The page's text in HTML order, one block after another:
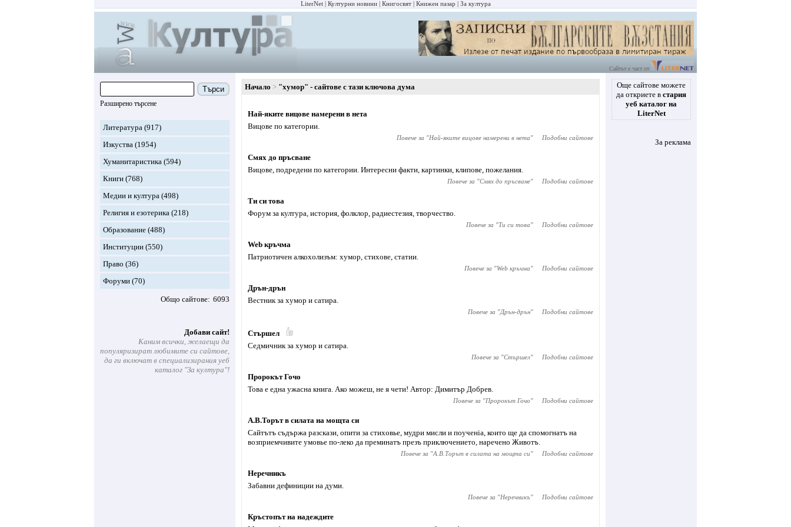
LiterNet Културни новини Книгосвят Книжен пазар За култура
Сайтът е част от
Търси
Разширено търсене
Литература (917)
Изкуства (1954)
Хуманитаристика (594)
Книги (768)
Медии и култура (498)
Религия и езотерика (218)
Образование (488)
Институции (550)
Право (36)
Форуми (70)
Общо сайтове 6093
Добави сайт!
Каним всички, желаещи да
популяризират любимите си сайтове,
да ги включат в специализирания уеб
каталог "За култура"!
Начало "хумор" - сайтове с тази ключова дума
Най-яките вицове намерени в нета
Вицове по категории.
Повече за "Най-яките вицове намерени в нета" Подобни сайтове
Смях до пръсване
Вицове, подредени по категории. Интересни факти, картинки, клипове, пожелания.
Повече за "Смях до пръсване" Подобни сайтове
Ти си това
Форум за култура, история, фолклор, радиестезия, творчество.
Повече за "Ти си това" Подобни сайтове
Web кръчма
Патриотичен алкохолизъм: хумор, стихове, статии.
Повече за "Web кръчма" Подобни сайтове
Дрън-дрън
Вестник за хумор и сатира.
Повече за "Дрън-дрън" Подобни сайтове
Стършел
Седмичник за хумор и сатира.
Повече за "Стършел" Подобни сайтове
Пророкът Гочо
Това е една ужасна книга. Ако можеш, не я чети! Автор: Димитър Добрев.
Повече за "Пророкът Гочо" Подобни сайтове
А.В.Торът в силата на мощта си
Сайтътъ съдържа разскази, опити за стиховье, мудри мисли и поученiа, които ще да спомогнатъ на
возприемчивите умовье по-леко да преминатъ презъ приключението, наречено Животъ.
Повече за "А.В.Торът в силата на мощта си" Подобни сайтове
Неречникъ
Забавни дефиниции на думи.
Повече за "Неречникъ" Подобни сайтове
Кръстопът на надеждите
Още сайтове можете
да откриете в стария
уеб каталог на
LiterNet
За реклама